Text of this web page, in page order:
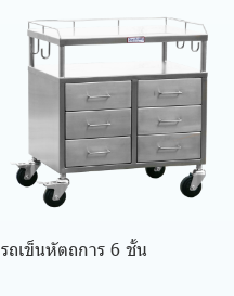
รถเข็นหัตถการ 6 ชั้น